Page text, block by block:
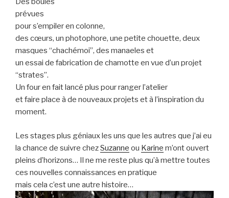
prévues
pour s’empiler en colonne,
des cœurs, un photophore, une petite chouette, deux
masques “chachémoi”, des manaeles et
un essai de fabrication de chamotte en vue d’un projet
“strates”.
Un four en fait lancé plus pour ranger l’atelier
et faire place à de nouveaux projets et à l’inspiration du
moment.
Les stages plus géniaux les uns que les autres que j’ai eu
la chance de suivre chezSuzanne ou Karine m’ont ouvert
pleins d’horizons… Il ne me reste plus qu’à mettre toutes
ces nouvelles connaissances en pratique
mais cela c’est une autre histoire…